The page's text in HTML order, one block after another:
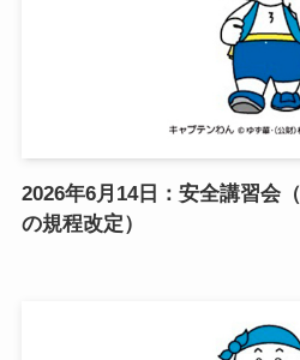
2026年6月14日：安全講習会
の規程改定）